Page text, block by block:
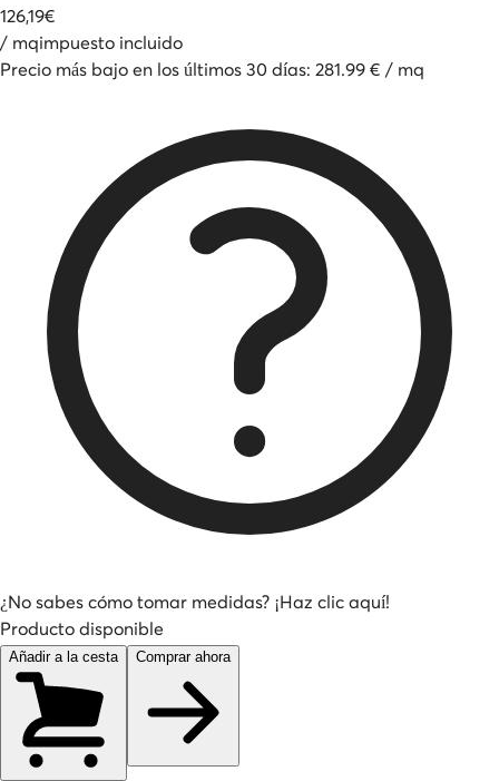
126,19€
/ mqimpuesto incluido
Precio más bajo en los últimos 30 días: 281.99€ / mq
¿No sabes cómo tomar medidas? ¡Haz clic aquí!
Producto disponible
Añadir a la cesta Comprar ahora